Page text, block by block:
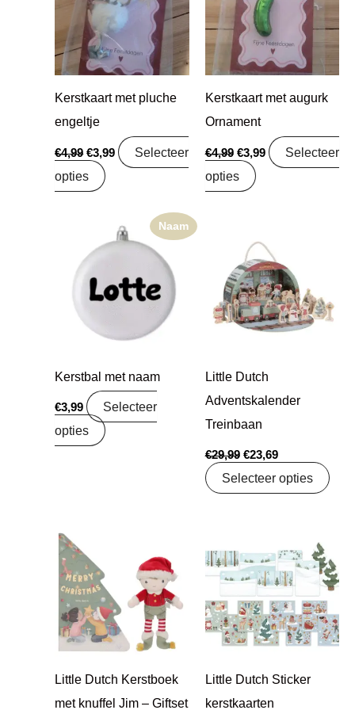
Kerstkaart met pluche
engeltje
€4,99 €3,99
Selecteer
opties
Kerstkaart met augurk
Ornament
€4,99 €3,99
Selecteer
opties
Naam
Kerstbal met naam
€3,99
Selecteer
opties
Little Dutch
Adventskalender
Treinbaan
€29,99
prijs
was:
€29,99.
€23,69
€23,69.
Selecteer opties
Little Dutch Kerstboek
met knuffel Jim – Giftset
was:
€19,99.
€15,79.
Little Dutch Sticker
kerstkaarten
was:
€6,99.
is:
€5,52.